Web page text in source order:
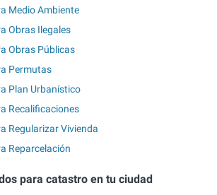
Medio Ambiente
Obras Ilegales
Obras Públicas
Permutas
Plan Urbanístico
Recalificaciones
Regularizar Vivienda
Reparcelación
para catastro en tu ciudad